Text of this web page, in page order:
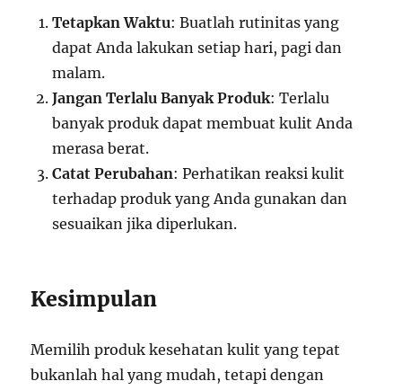
Tetapkan Waktu: Buatlah rutinitas yang
dapat Anda lakukan setiap hari, pagi dan
malam.
Jangan Terlalu Banyak Produk: Terlalu
banyak produk dapat membuat kulit Anda
merasa berat.
Catat Perubahan: Perhatikan reaksi kulit
terhadap produk yang Anda gunakan dan
sesuaikan jika diperlukan.
Kesimpulan
Memilih produk kesehatan kulit yang tepat
bukanlah hal yang mudah, tetapi dengan